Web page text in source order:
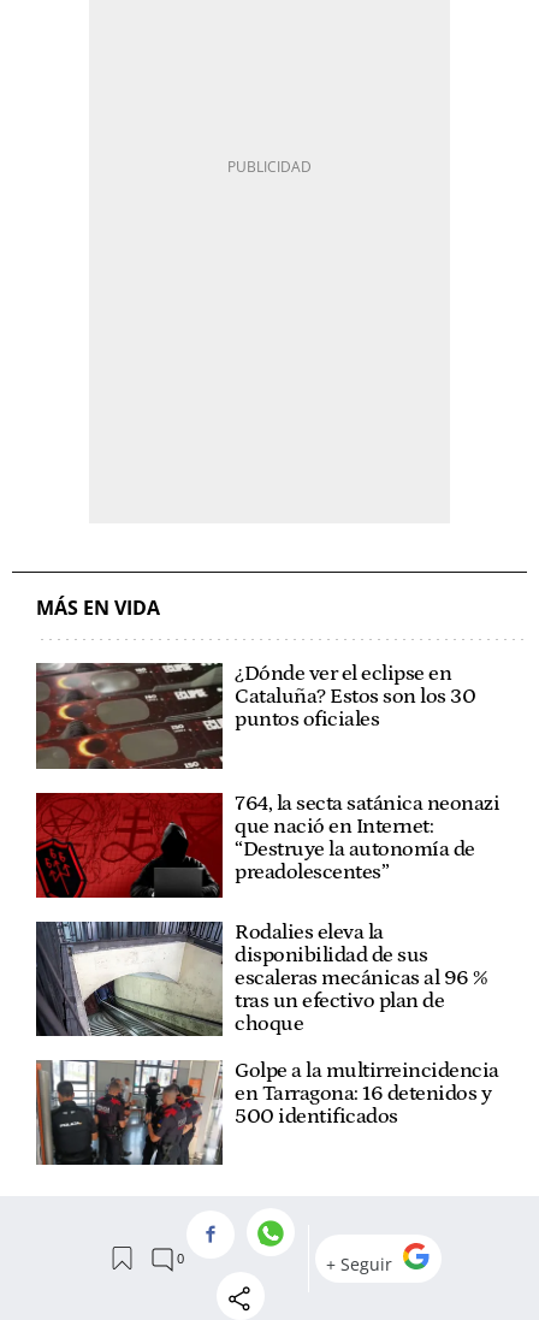
MÁS EN VIDA
¿Dónde ver el eclipse en
Cataluña? Estos son los 30
puntos oficiales
764, la secta satánica neonazi
que nació en Internet:
“Destruye la autonomía de
preadolescentes”
Rodalies eleva la
disponibilidad de sus
escaleras mecánicas al 96 %
tras un efectivo plan de
choque
Golpe a la multirreincidencia
en Tarragona: 16 detenidos y
500 identificados
COMENTARIOS